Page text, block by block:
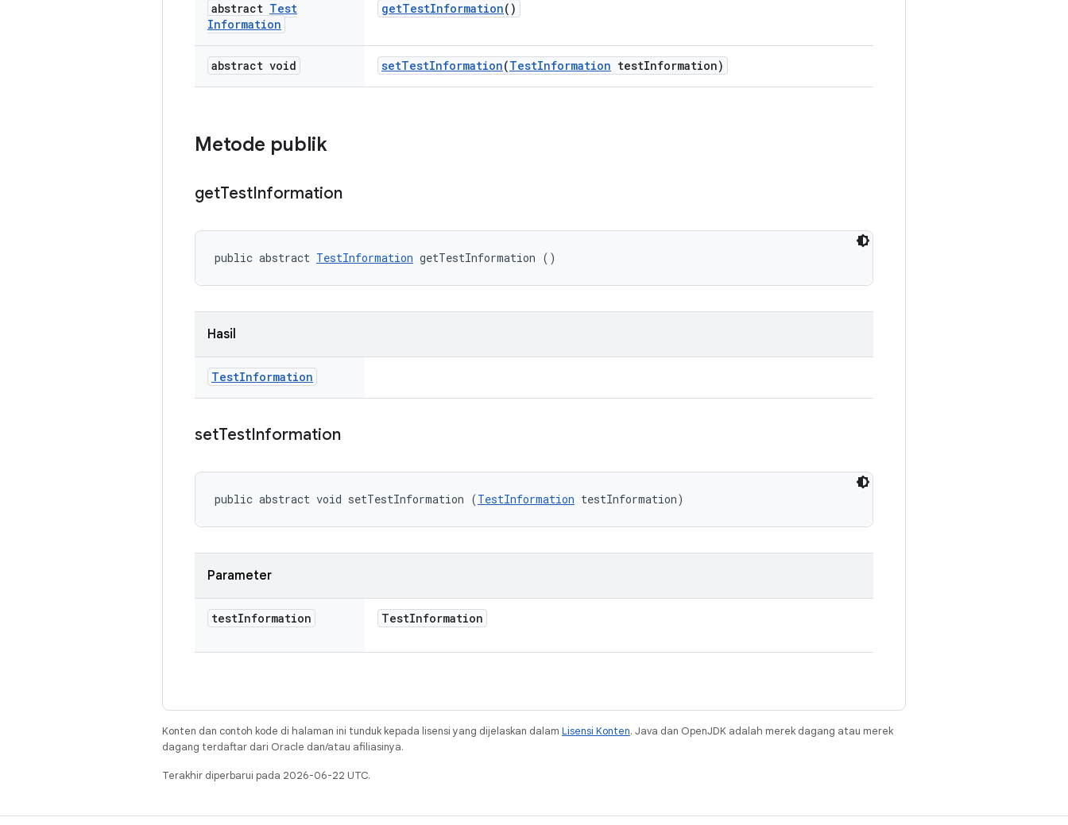
abstract Test
Information
getTestInformation()
abstract void setTestInformation(TestInformation testInformation)
Metode publik
getTestInformation
public abstract TestInformation getTestInformation ()
Hasil
TestInformation
setTestInformation
public abstract void setTestInformation (TestInformation testInformation)
Parameter
testInformation TestInformation
Konten dan contoh kode di halaman ini tunduk kepada lisensi yang dijelaskan dalam Lisensi Konten. Java dan OpenJDK adalah merek dagang atau merek
dagang terdaftar dari Oracle dan/atau afiliasinya.
Terakhir diperbarui pada 2026-06-22 UTC.